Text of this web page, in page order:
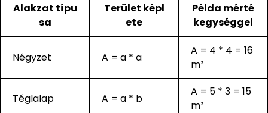
Alakzat típu
sa
Terület képl
ete
Példa mérté
kegységgel
Négyzet A = a * a
A = 4 * 4 = 16
m²
Téglalap A = a * b
A = 5 * 3 = 15
m²